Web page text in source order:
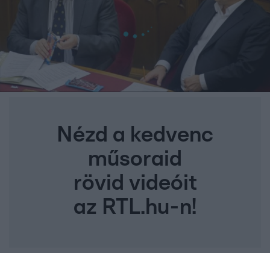
Nézd a kedvenc
műsoraid
rövid videóit
az RTL.hu-n!